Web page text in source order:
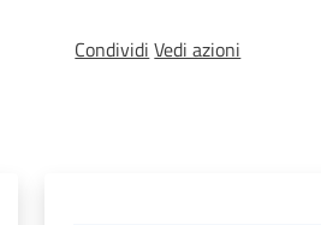
Condividi Vedi azioni